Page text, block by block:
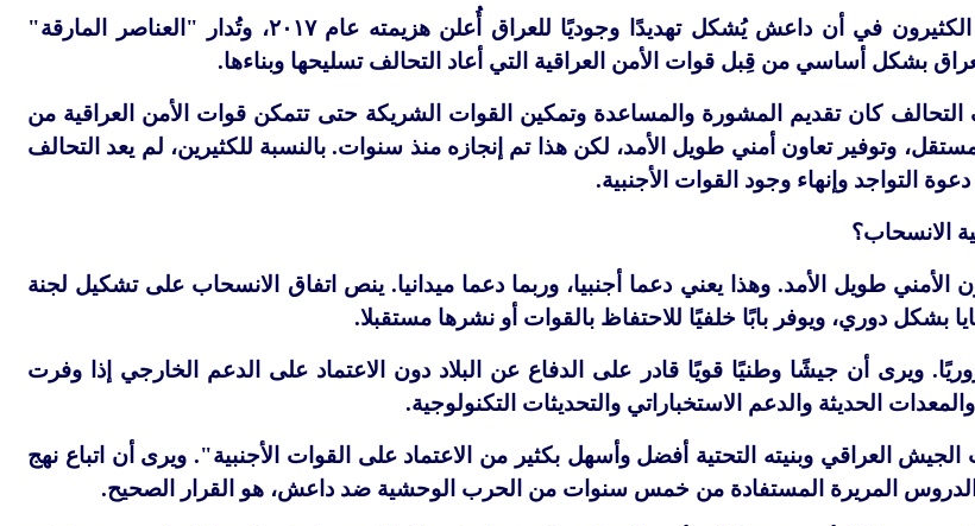
في أن داعش يُشكل تهديدًا وجوديًا للعراق أُعلن هزيمته عام٢٠١٧، وتُدار "العناصر المارقة"
بشكل أساسي من قِبل قوات الأمن العراقية التي أعاد التحالف تسليحها وبناءها.
كان تقديم المشورة والمساعدة وتمكين القوات الشريكة حتى تتمكن قوات الأمن العراقية من
وتوفير تعاون أمني طويل الأمد، لكن هذا تم إنجازه منذ سنوات. بالنسبة للكثيرين، لم يعد التحالف
التواجد وإنهاء وجود القوات الأجنبية.
الانسحاب؟
الأمني طويل الأمد. وهذا يعني دعما أجنبيا، وربما دعما ميدانيا. ينص اتفاق الانسحاب على تشكيل لجنة
بشكل دوري، ويوفر بابًا خلفيًا للاحتفاظ بالقوات أو نشرها مستقبلا.
ويرى أن جيشًا وطنيًا قويًا قادر على الدفاع عن البلاد دون الاعتماد على الدعم الخارجي إذا وفرت
الحديثة والدعم الاستخباراتي والتحديثات التكنولوجية.
العراقي وبنيته التحتية أفضل وأسهل بكثير من الاعتماد على القوات الأجنبية". ويرى أن اتباع نهج
المريرة المستفادة من خمس سنوات من الحرب الوحشية ضد داعش، هو القرار الصحيح.